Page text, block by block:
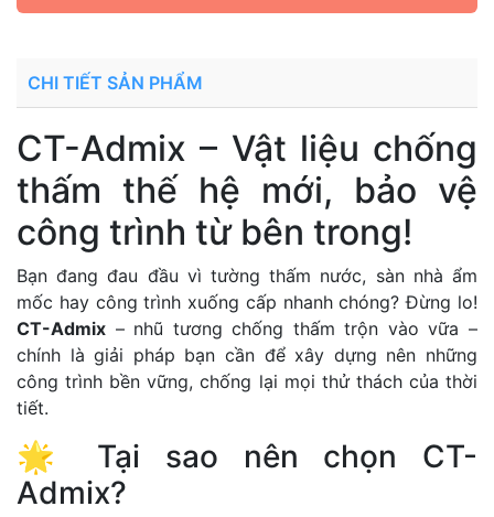
CHI TIẾT SẢN PHẨM
CT-Admix – Vật liệu chống
thấm thế hệ mới, bảo vệ
công trình từ bên trong!
Bạn đang đau đầu vì tường thấm nước, sàn nhà ẩm
mốc hay công trình xuống cấp nhanh chóng? Đừng lo!
CT-Admix – nhũ tương chống thấm trộn vào vữa –
chính là giải pháp bạn cần để xây dựng nên những
công trình bền vững, chống lại mọi thử thách của thời
tiết.
🌟 Tại sao nên chọn CT-
Admix?